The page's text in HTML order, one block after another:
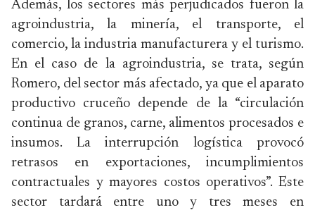
Además, los sectores más perjudicados fueron la
agroindustria, la minería, el transporte, el
comercio, la industria manufacturera y el turismo.
En el caso de la agroindustria, se trata, según
Romero, del sector más afectado, ya que el aparato
productivo cruceño depende de la “circulación
continua de granos, carne, alimentos procesados e
insumos. La interrupción logística provocó
retrasos en exportaciones, incumplimientos
contractuales y mayores costos operativos”. Este
sector tardará entre uno y tres meses en